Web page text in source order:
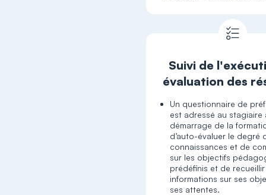
Suivi de
évaluation des
Un questionnaire de
est adressé au stagiaire
démarrage de la
d’auto-évaluer le degré
connaissances et de
sur les objectifs
prédéfinis et de
informations sur ses
ses attentes.